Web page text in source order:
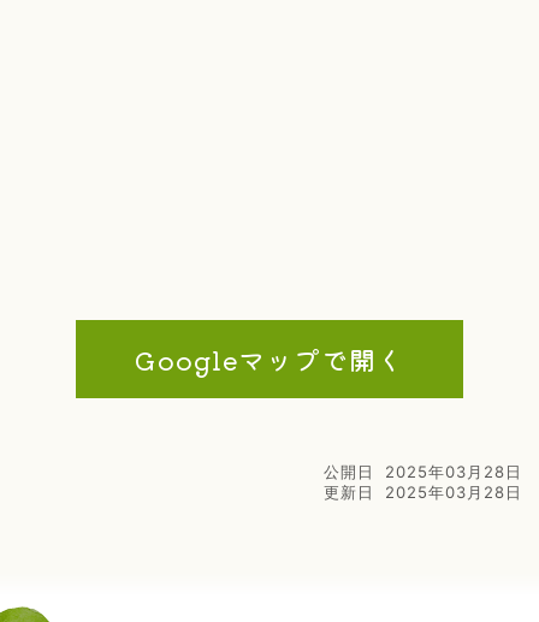
Googleマップで開く
公開日
2025年03月28日
更新日
2025年03月28日